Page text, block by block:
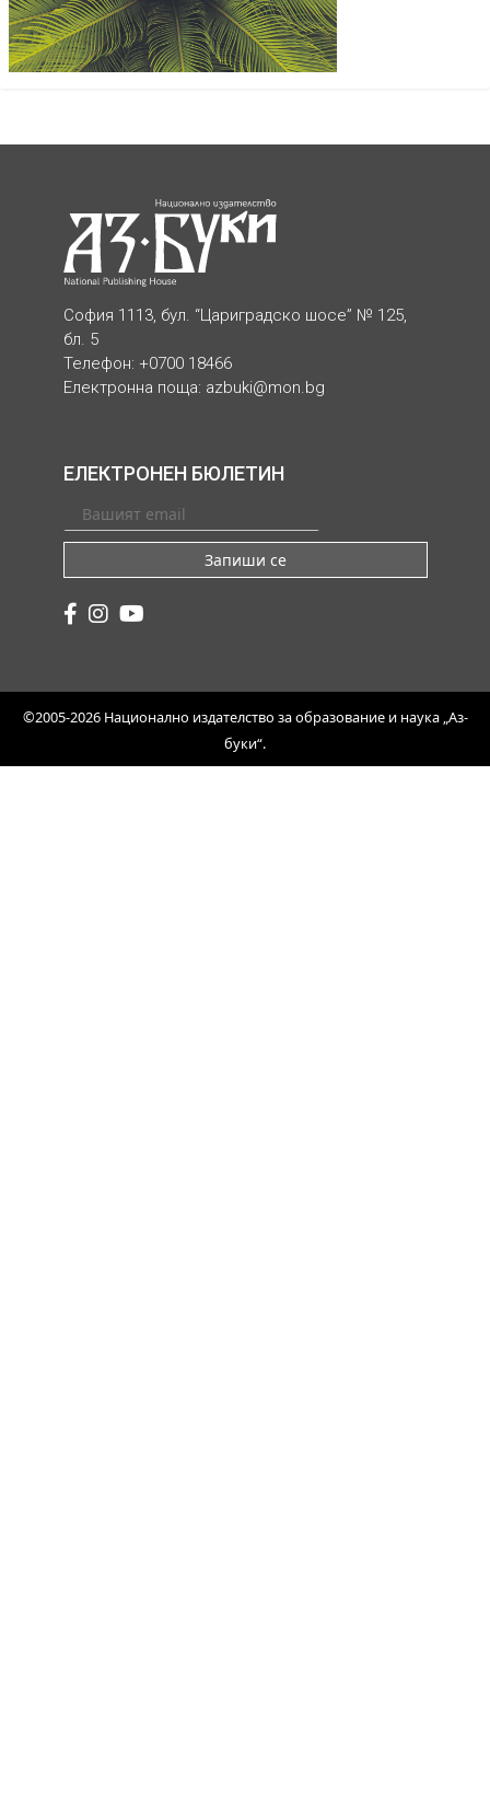
София 1113, бул. “Цариградско шосе” № 125,
бл. 5
Телефон: +0700 18466
Електронна поща: azbuki@mon.bg
ЕЛЕКТРОНЕН БЮЛЕТИН
Запиши се
©2005-2026 Национално издателство за образование и наука „Аз-
буки“.